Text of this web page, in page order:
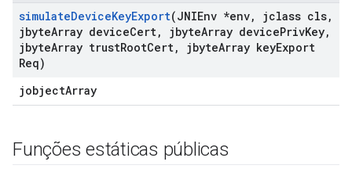
simulateDeviceKeyExport(JNIEnv *env, jclass cls,
jbyteArray deviceCert, jbyteArray devicePrivKey,
jbyteArray trustRootCert, jbyteArray keyExport
Req)
jobjectArray
Funções estáticas públicas